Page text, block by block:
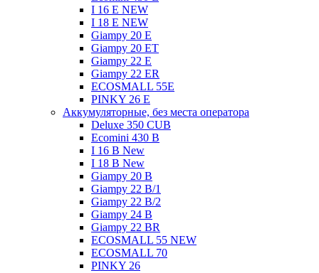
I 16 E NEW
I 18 E NEW
Giampy 20 E
Giampy 20 EТ
Giampy 22 E
Giampy 22 ER
ECOSMALL 55E
PINKY 26 E
Аккумуляторные, без места оператора
Deluxe 350 CUB
Ecomini 430 B
I 16 B New
I 18 B New
Giampy 20 B
Giampy 22 B/1
Giampy 22 В/2
Giampy 24 B
Giampy 22 BR
ECOSMALL 55 NEW
ECOSMALL 70
PINKY 26